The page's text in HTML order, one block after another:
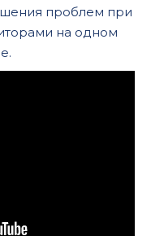
проблем при
на одном